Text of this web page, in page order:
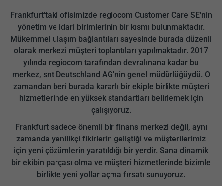
Frankfurt'taki ofisimizde regiocom Customer Care SE'nin
yönetim ve idari birimlerinin bir kısmı bulunmaktadır.
Mükemmel ulaşım bağlantıları sayesinde burada düzenli
olarak merkezi müşteri toplantıları yapılmaktadır. 2017
yılında regiocom tarafından devralınana kadar bu
merkez, snt Deutschland AG'nin genel müdürlüğüydü. O
zamandan beri burada kararlı bir ekiple birlikte müşteri
hizmetlerinde en yüksek standartları belirlemek için
çalışıyoruz.
Frankfurt sadece önemli bir finans merkezi değil, aynı
zamanda yenilikçi fikirlerin geliştiği ve müşterilerimiz
için yeni çözümlerin yaratıldığı bir yerdir. Sana dinamik
bir ekibin parçası olma ve müşteri hizmetlerinde bizimle
birlikte yeni yollar açma fırsatı sunuyoruz.